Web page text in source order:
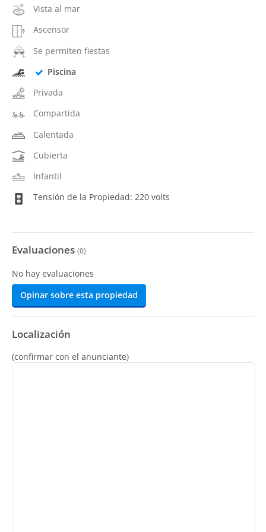
Vista al mar
Ascensor
Se permiten fiestas
Piscina
Privada
Compartida
Calentada
Cubierta
Infantil
Tensión de la Propiedad: 220 volts
Evaluaciones (0)
No hay evaluaciones
Opinar sobre esta propiedad
Localización
(confirmar con el anunciante)